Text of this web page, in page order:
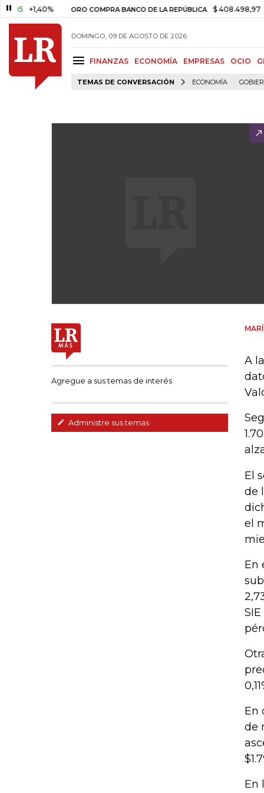
+1,40% ORO COMPRA BANCO DE LA REPÚBLICA $ 408.498,97 +$
DOMINGO, 09 DE AGOSTO DE 2026
FINANZAS ECONOMÍA EMPRESAS OCIO
TEMAS DE CONVERSACIÓN ECONOMÍA
Agregue a sus temas de interés
Administre sus temas
A
El
de
el
En
En
de
En